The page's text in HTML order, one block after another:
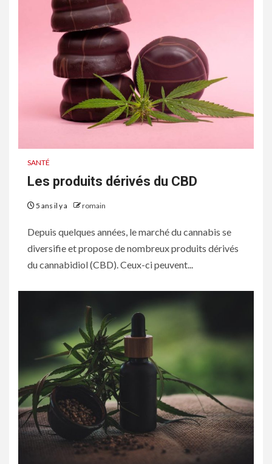
SANTÉ
Les produits dérivés du CBD
5 ans il y a romain
Depuis quelques années, le marché du cannabis se
diversifie et propose de nombreux produits dérivés
du cannabidiol (CBD). Ceux-ci peuvent...